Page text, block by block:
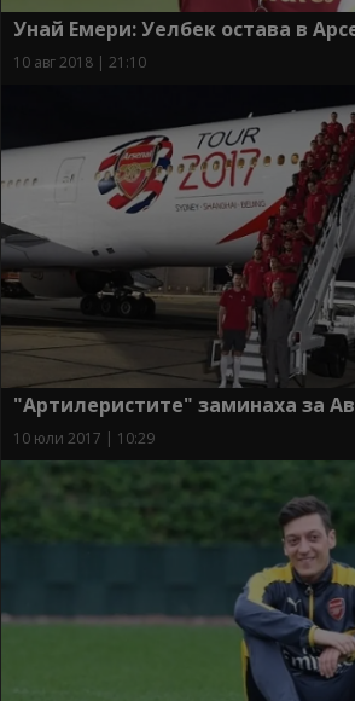
Унай Емери: Уелбек остава в
10 авг 2018 | 21:10
"Артилеристите" заминаха за
10 юли 2017 | 10:29